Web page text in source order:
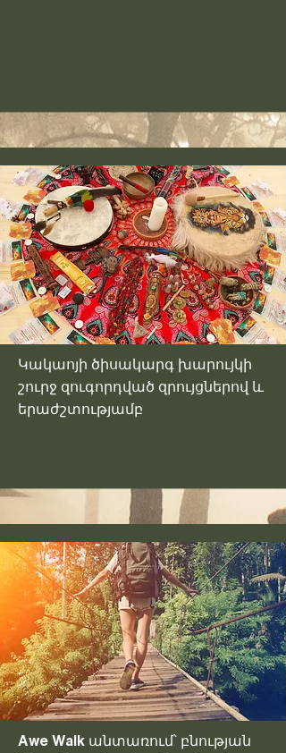
Կակաոյի ծիսակարգ խարույկի
շուրջ զուգորդված զրույցներով և
երաժշտությամբ
Awe Walk անտառում՝ բնության